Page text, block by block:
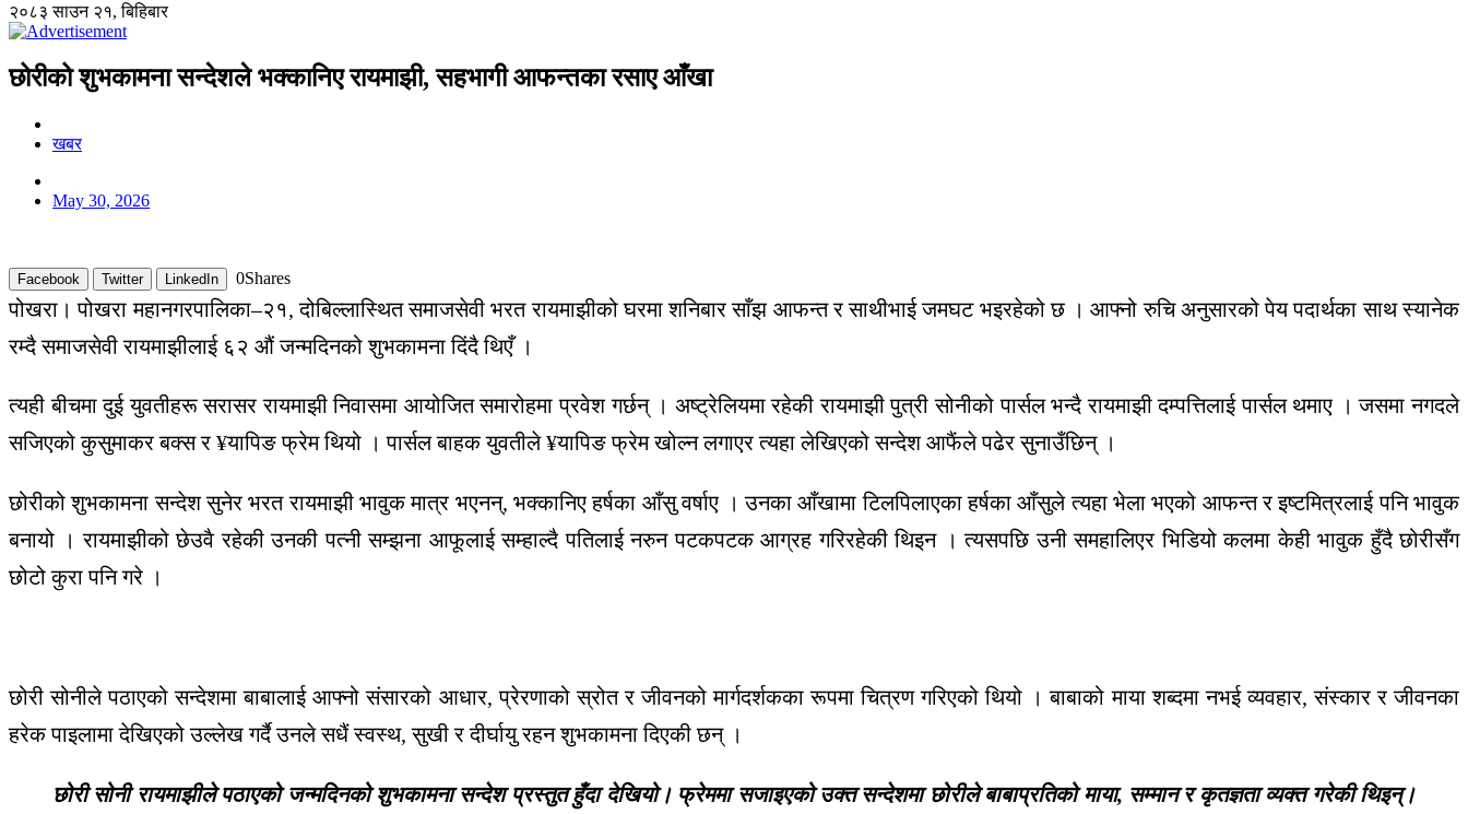
२०८३ साउन २१, बिहिबार
छोरीको शुभकामना सन्देशले भक्कानिए रायमाझी, सहभागी आफन्तका रसाए आँखा
खबर
May 30, 2026
Facebook Twitter LinkedIn 0Shares
पोखरा। पोखरा महानगरपालिका–२१, दोबिल्लास्थित समाजसेवी भरत रायमाझीको घरमा शनिबार साँझ आफन्त र साथीभाई जमघट भइरहेको छ । आफ्नो रुचि अनुसारको पेय पदार्थका साथ स्यानेक
रम्दै समाजसेवी रायमाझीलाई ६२ औं जन्मदिनको शुभकामना दिंदै थिएँ ।
त्यही बीचमा दुई युवतीहरू सरासर रायमाझी निवासमा आयोजित समारोहमा प्रवेश गर्छन् । अष्ट्रेलियमा रहेकी रायमाझी पुत्री सोनीको पार्सल भन्दै रायमाझी दम्पत्तिलाई पार्सल थमाए । जसमा नगदले
सजिएको कुसुमाकर बक्स र ¥यापिङ फ्रेम थियो । पार्सल बाहक युवतीले ¥यापिङ फ्रेम खोल्न लगाएर त्यहा लेखिएको सन्देश आफैंले पढेर सुनाउँछिन् ।
छोरीको शुभकामना सन्देश सुनेर भरत रायमाझी भावुक मात्र भएनन्, भक्कानिए हर्षका आँसु वर्षाए । उनका आँखामा टिलपिलाएका हर्षका आँसुले त्यहा भेला भएको आफन्त र इष्टमित्रलाई पनि भावुक
बनायो । रायमाझीको छेउवै रहेकी उनकी पत्नी सम्झना आफूलाई सम्हाल्दै पतिलाई नरुन पटकपटक आग्रह गरिरहेकी थिइन । त्यसपछि उनी समहालिएर भिडियो कलमा केही भावुक हुँदै छोरीसँग
छोटो कुरा पनि गरे ।
छोरी सोनीले पठाएको सन्देशमा बाबालाई आफ्नो संसारको आधार, प्रेरणाको स्रोत र जीवनको मार्गदर्शकका रूपमा चित्रण गरिएको थियो । बाबाको माया शब्दमा नभई व्यवहार, संस्कार र जीवनका
हरेक पाइलामा देखिएको उल्लेख गर्दै उनले सधैं स्वस्थ, सुखी र दीर्घायु रहन शुभकामना दिएकी छन् ।
छोरी सोनी रायमाझीले पठाएको जन्मदिनको शुभकामना सन्देश प्रस्तुत हुँदा देखियो। फ्रेममा सजाइएको उक्त सन्देशमा छोरीले बाबाप्रतिको माया, सम्मान र कृतज्ञता व्यक्त गरेकी थिइन्।